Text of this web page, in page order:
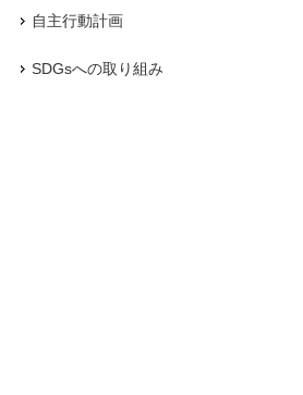
自主行動計画
SDGsへの取り組み